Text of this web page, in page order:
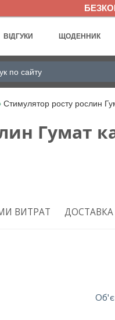
ВІДГУКИ ЩОДЕННИК
Стимулятор росту рослин
Гумат
ВИТРАТ